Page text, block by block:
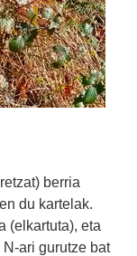
berria
du kartelak.
(elkartuta), eta
ari gurutze bat